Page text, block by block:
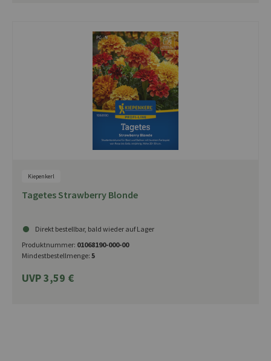
Kiepenkerl
Tagetes Strawberry Blonde
Direkt bestellbar, bald wieder auf Lager
Produktnummer: 01068190-000-00
Mindestbestellmenge: 5
UVP 3,59 €